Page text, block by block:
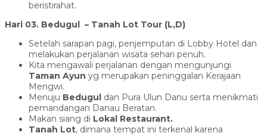
beristirahat.
Hari 03. Bedugul – Tanah Lot Tour (L,D)
Setelah sarapan pagi, penjemputan di Lobby Hotel dan
melakukan perjalanan wisata sehari penuh.
Kita mengawali perjalanan dengan mengunjungi
Taman Ayun yg merupakan peninggalan Kerajaan
Mengwi.
Menuju Bedugul dan Pura Ulun Danu serta menikmati
pemandangan Danau Beratan.
Makan siang di Lokal Restaurant.
Tanah Lot, dimana tempat ini terkenal karena